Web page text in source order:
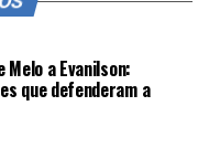
Melo a Evanilson:
que defenderam a